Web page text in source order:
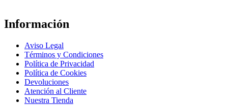
Información
Aviso Legal
Términos y Condiciones
Política de Privacidad
Política de Cookies
Devoluciones
Atención al Cliente
Nuestra Tienda